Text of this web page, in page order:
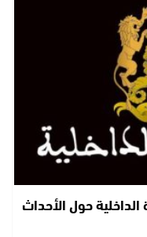
حول الأحداث